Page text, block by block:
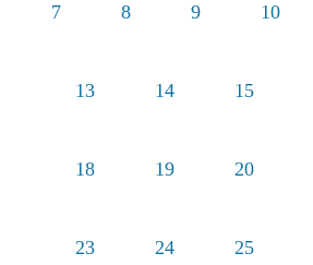
7 8 9 10
13 14 15
18 19 20
23 24 25